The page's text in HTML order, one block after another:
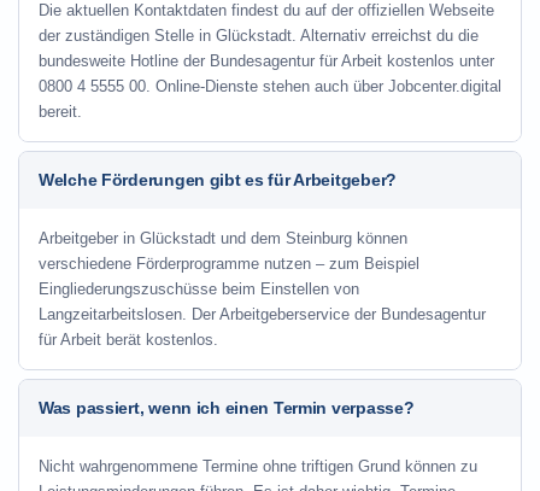
Die aktuellen Kontaktdaten findest du auf der offiziellen Webseite
der zuständigen Stelle in Glückstadt. Alternativ erreichst du die
bundesweite Hotline der Bundesagentur für Arbeit kostenlos unter
0800 4 5555 00. Online-Dienste stehen auch über Jobcenter.digital
bereit.
Welche Förderungen gibt es für Arbeitgeber?
Arbeitgeber in Glückstadt und dem Steinburg können
verschiedene Förderprogramme nutzen – zum Beispiel
Eingliederungszuschüsse beim Einstellen von
Langzeitarbeitslosen. Der Arbeitgeberservice der Bundesagentur
für Arbeit berät kostenlos.
Was passiert, wenn ich einen Termin verpasse?
Nicht wahrgenommene Termine ohne triftigen Grund können zu